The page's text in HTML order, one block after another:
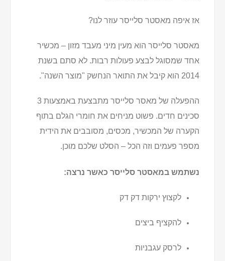
אז איפה מאסטר סלייסר עוזר לנו?
מאסטר סלייסר הוא מעין מיני מעבד מזון – מכשיר
אחד שמסוגל לבצע פעולות רבות. לא סתם בשנת
2014 הוא קיבל את התואר הנחשק "מוצר השנה".
ההפעלה של מאסר סלייסר מתבצעת באמצעות 3
סכינים חדים. פשוט מניחים את חומרי הגלם בתוף
הקערה של המכשיר, מכסים, מסובבים את הידית
מספר פעמים וזה הכל – הסלט שלכם מוכן.
נשתמש במאסטר סלייסר כאשר נרצה:
לקצוץ ירקות דק דק
להקציף ביצים
לרסק עגבניות